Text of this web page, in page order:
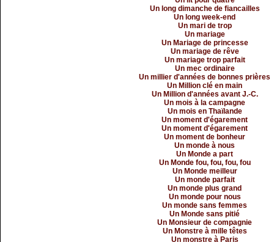
Un long dimanche de fiancailles
Un long week-end
Un mari de trop
Un mariage
Un Mariage de princesse
Un mariage de rêve
Un mariage trop parfait
Un mec ordinaire
Un millier d'années de bonnes prières
Un Million clé en main
Un Million d'années avant J.-C.
Un mois à la campagne
Un mois en Thaïlande
Un moment d'égarement
Un moment d'égarement
Un moment de bonheur
Un monde à nous
Un Monde a part
Un Monde fou, fou, fou, fou
Un Monde meilleur
Un monde parfait
Un monde plus grand
Un monde pour nous
Un monde sans femmes
Un Monde sans pitié
Un Monsieur de compagnie
Un Monstre à mille têtes
Un monstre à Paris